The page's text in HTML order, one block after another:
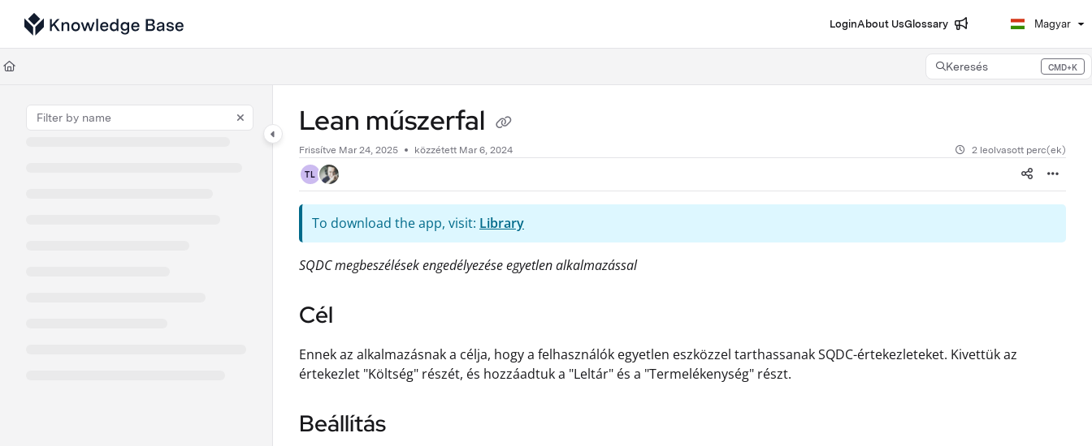
Documentation Index
Fetch the complete documentation index at:
Use this file to discover all available pages before exploring further.
LoginAbout UsGlossary Magyar
Keresés CMD+K
Press CMD+K to open search
Lean műszerfal
Frissítve Mar 24, 2025 közzétett Mar 6, 2024 2 leolvasott perc(ek)
TL
To download the app, visit: Library
SQDC megbeszélések engedélyezése egyetlen alkalmazással
Cél
Ennek az alkalmazásnak a célja, hogy a felhasználók egyetlen eszközzel tarthassanak SQDC-értekezleteket. Kivettük az
értekezlet "Költség" részét, és hozzáadtuk a "Leltár" és a "Termelékenység" részt.
Beállítás